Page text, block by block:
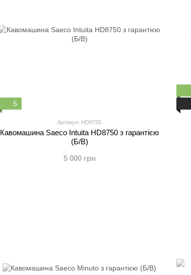
5
Артикул: HD8750
Кавомашина Saeco Intuita HD8750 з гарантією
(Б/В)
5 000 грн